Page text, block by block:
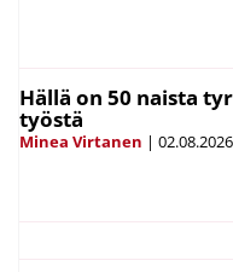
Hällä on 50 naista
työstä
Minea Virtanen | 02.08.2026